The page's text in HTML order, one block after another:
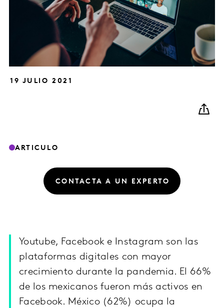
19 JULIO 2021
ARTICULO
CONTACTA A UN EXPERTO
Youtube, Facebook e Instagram son las
plataformas digitales con mayor
crecimiento durante la pandemia. El 66%
de los mexicanos fueron más activos en
Facebook. México (62%) ocupa la